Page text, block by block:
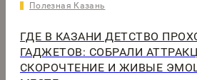
Полезная Казань
ГДЕ В КАЗАНИ ДЕТСТВО
ГАДЖЕТОВ: СОБРАЛИ
СКОРОЧТЕНИЕ И ЖИВЫЕ